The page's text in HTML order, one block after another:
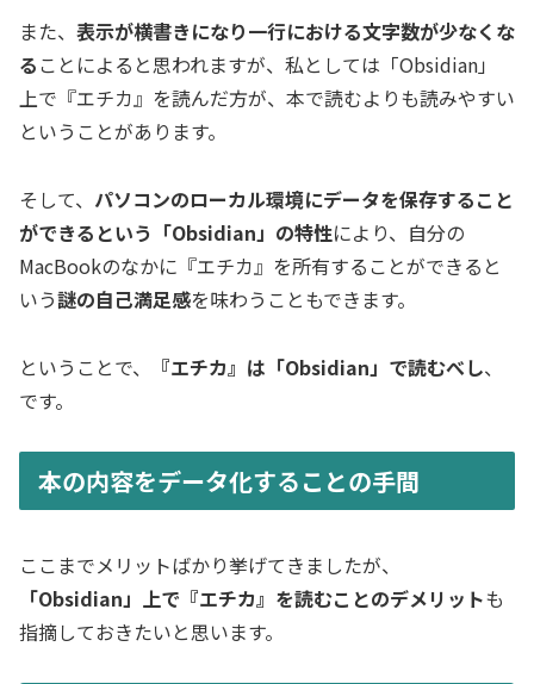
また、 表示が横書きになり一行における文字数が少なくな
る ことによると思われますが、私としては「Obsidian」
上で『エチカ』を読んだ方が、本で読むよりも読みやすい
ということがあります。
そして、 パソコンのローカル環境にデータを保存すること
ができるという「Obsidian」の特性により、自分の
MacBookのなかに『エチカ』を所有することができると
いう謎の自己満足感を味わうこともできます。
ということで、 『エチカ』は「Obsidian」で読むべし、
です。
本の内容をデータ化することの手間
ここまでメリットばかり挙げてきましたが、
「Obsidian」上で『エチカ』を読むことのデメリットも
指摘しておきたいと思います。